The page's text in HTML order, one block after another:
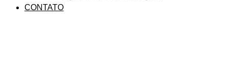
CONTATO